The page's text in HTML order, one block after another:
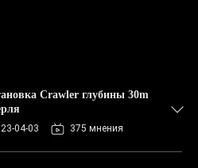
Crawler глубины 30m
04-03 375 мнения